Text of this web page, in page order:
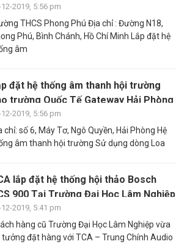
2019, 5:56 pm
THCS Phong Phú Địa chỉ : Đường N18,
Phú, Bình Chánh, Hồ Chí Minh Lắp đặt hệ
âm
đặt hệ thống âm thanh hội trường
trường Quốc Tế Gateway Hải Phòng
2019, 5:56 pm
chỉ: số 6, Máy Tơ, Ngô Quyền, Hải Phòng Hệ
âm thanh hội trường Sử dụng dòng Loa
lắp đặt hệ thống hội thảo Bosch
900 Tại Trường Đại Học Lâm Nghiệp
2019, 5:41 pm
hàng cũ Trường Đại Học Lâm Nghiệp vừa
tưởng đặt hàng với TCA – Trung Chính Audio